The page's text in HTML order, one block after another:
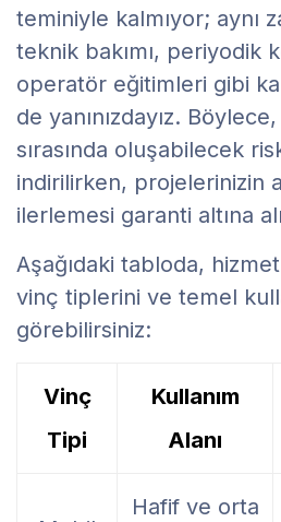
teminiyle kalmıyor; aynı
teknik bakımı, periyodik
operatör eğitimleri gibi
de yanınızdayız.
sırasında oluşabilecek
indirilirken, projelerinizin
ilerlemesi garanti altına
Aşağıdaki tabloda,
vinç tiplerini ve temel
görebilirsiniz:
Vinç
Tipi
Kullanım
Alanı
Hafif ve orta